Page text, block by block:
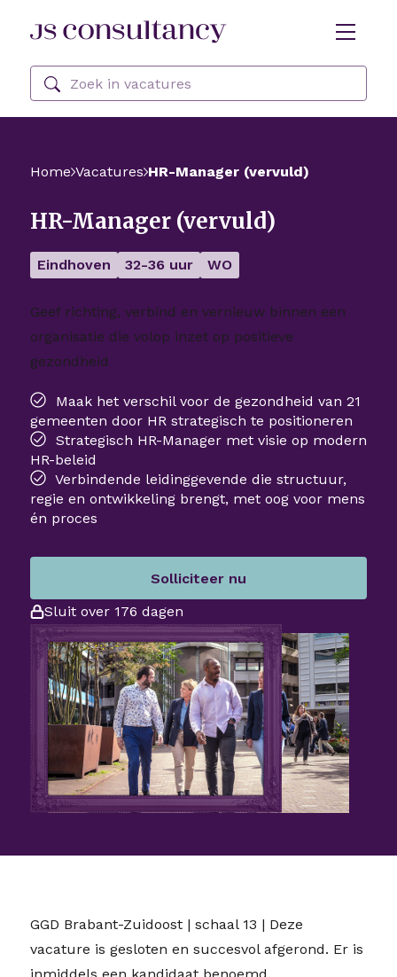
Skip Navigation or Skip to Content
Zoeken
Home Vacatures HR-Manager (vervuld)
HR-Manager (vervuld)
Eindhoven 32-36 uur WO
Geef richting, verbind en vernieuw binnen een
organisatie die volop inzet op positieve
gezondheid
Maak het verschil voor de gezondheid van 21
gemeenten door HR strategisch te positioneren
Strategisch HR-Manager met visie op modern
HR-beleid
Verbindende leidinggevende die structuur,
regie en ontwikkeling brengt, met oog voor mens
én proces
Solliciteer nu
Sluit over 176 dagen
GGD Brabant-Zuidoost | schaal 13 | Deze
vacature is gesloten en succesvol afgerond. Er is